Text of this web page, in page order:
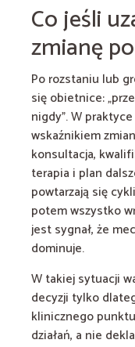
Co jeśli
zmianę
Po rozstaniu lub
się obietnice:
nigdy”. W
wskaźnikiem
konsultacja,
terapia i plan
powtarzają się
potem wszystko
jest sygnał, że
dominuje.
W takiej sytuacji
decyzji tylko
klinicznego
działań, a nie